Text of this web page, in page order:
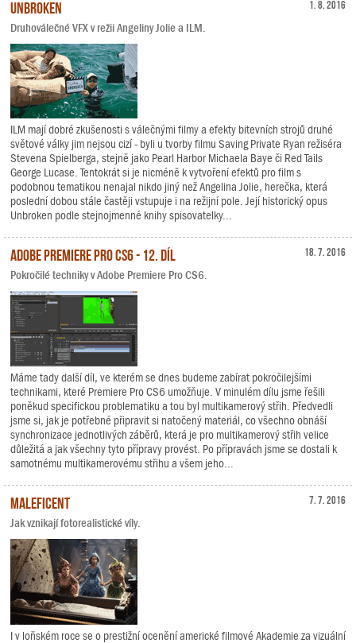
1. 8. 2016
Unbroken
Druhoválečné VFX v režii Angeliny Jolie a ILM.
ILM mají dobré zkušenosti s válečnými filmy a efekty bitevních strojů druhé
světové války jim nejsou cizí - byli u tvorby filmu Saving Private Ryan režiséra
Stevena Spielberga, stejně jako Pearl Harbor Michaela Baye či Red Tails
George Lucase. Tentokrát si je nicméně k vytvoření efektů pro film s
podobnou tematikou nenajal nikdo jiný než Angelina Jolie, herečka, která
poslední dobou stále častěji vstupuje i na režijní pole. Její historický opus
Unbroken podle stejnojmenné knihy spisovatelky...
18. 7. 2016
Adobe Premiere Pro CS6 - 12. díl
Pokročilé techniky v Adobe Premiere Pro CS6.
Máme tady další díl, ve kterém se dnes budeme zabírat pokročilejšími
technikami, které Premiere Pro CS6 umožňuje. V minulém dílu jsme řešili
poněkud specifickou problematiku a tou byl multikamerový střih. Předvedli
jsme si, jak je potřebné připravit si natočený materiál, co všechno obnáší
synchronizace jednotlivých záběrů, která je pro multikamerový střih velice
důležitá a jak všechny tyto přípravy provést. Po přípravách jsme se dostali k
samotnému multikamerovému střihu a všem jeho...
7. 7. 2016
Maleficent
Jak vznikají fotorealistické víly.
I v loňském roce se o prestižní ocenění americké filmové Akademie za vizuální